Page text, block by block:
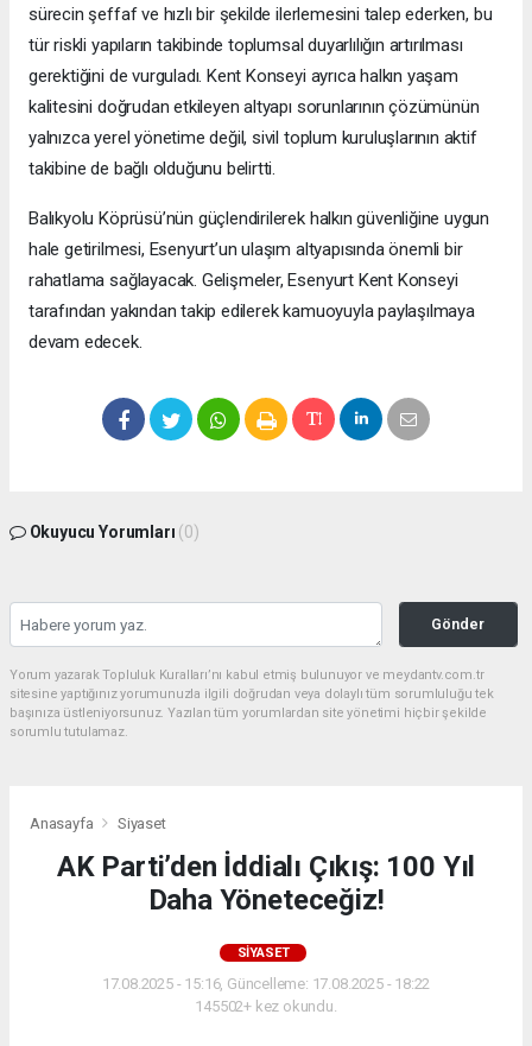
sürecin şeffaf ve hızlı bir şekilde ilerlemesini talep ederken, bu
tür riskli yapıların takibinde toplumsal duyarlılığın artırılması
gerektiğini de vurguladı. Kent Konseyi ayrıca halkın yaşam
kalitesini doğrudan etkileyen altyapı sorunlarının çözümünün
yalnızca yerel yönetime değil, sivil toplum kuruluşlarının aktif
takibine de bağlı olduğunu belirtti.
Balıkyolu Köprüsü’nün güçlendirilerek halkın güvenliğine uygun
hale getirilmesi, Esenyurt’un ulaşım altyapısında önemli bir
rahatlama sağlayacak. Gelişmeler, Esenyurt Kent Konseyi
tarafından yakından takip edilerek kamuoyuyla paylaşılmaya
devam edecek.
Okuyucu Yorumları (0)
Gönder
Yorum yazarak Topluluk Kuralları’nı kabul etmiş bulunuyor ve meydantv.com.tr
sitesine yaptığınız yorumunuzla ilgili doğrudan veya dolaylı tüm sorumluluğu tek
başınıza üstleniyorsunuz. Yazılan tüm yorumlardan site yönetimi hiçbir şekilde
sorumlu tutulamaz.
Anasayfa Siyaset
AK Parti’den İddialı Çıkış: 100 Yıl
Daha Yöneteceğiz!
SIYASET
17.08.2025 - 15:16, Güncelleme: 17.08.2025 - 18:22
145502+ kez okundu.